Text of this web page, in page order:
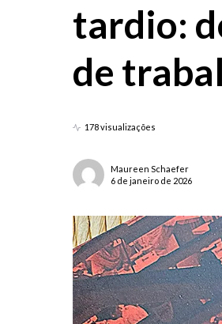
tardio:
de
178 visualizações
Maureen Schaefer
6 de janeiro de 2026